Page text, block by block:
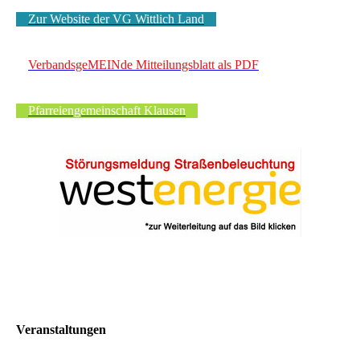
Zur Website der VG Wittlich Land
VerbandsgeMEINde Mitteilungsblatt als PDF
Pfarreiengemeinschaft Klausen
Veranstaltungen